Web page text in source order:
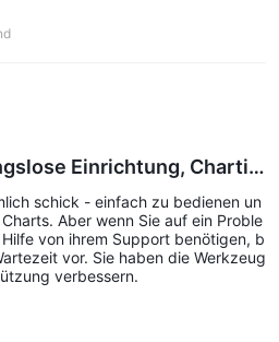
Einrichtung, Chartin
hinterher
schick - einfach zu bedienen un
Aber wenn Sie auf ein Proble
von ihrem Support benötigen, b
vor. Sie haben die Werkzeug
verbessern.